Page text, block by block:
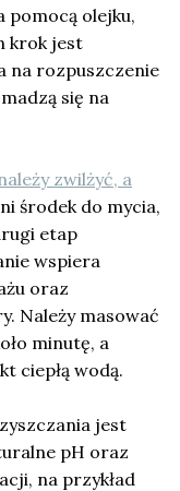
pomocą olejku,
krok jest
na rozpuszczenie
się na
zwilżyć, a
środek do mycia,
etap
wspiera
oraz
Należy masować
minutę, a
ciepłą wodą.
jest
pH oraz
na przykład